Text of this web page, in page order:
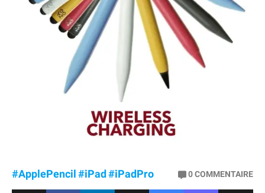
#ApplePencil#iPad#iPadPro 0COMMENTAIRE